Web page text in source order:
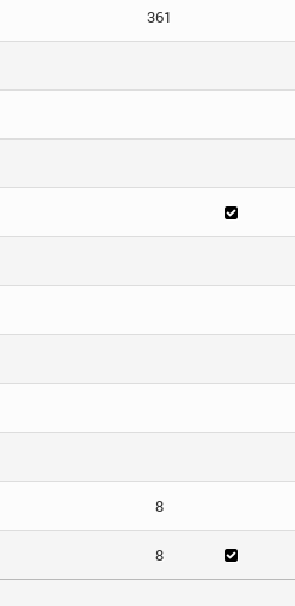
361
8
8